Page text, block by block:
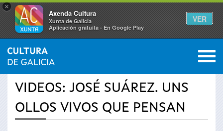
×
Axenda Cultura
Xunta de Galicia
Aplicación gratuíta - En Google Play
VER
Se
usted
INICIO › ACTUALIDAD 0
VIDEOS: JOSÉ SUÁREZ. UNS
OLLOS VIVOS QUE PENSAN